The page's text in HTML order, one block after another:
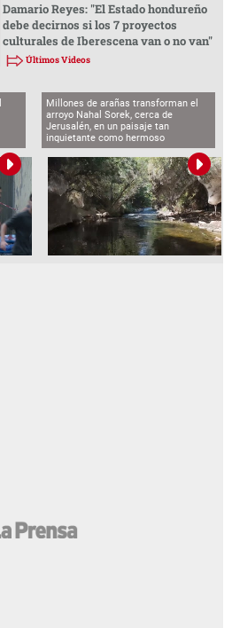
Damario Reyes: "El Estado hondureño
debe decirnos si los 7 proyectos
culturales de Iberescena van o no van"
Últimos Videos
Millones de arañas transforman el
arroyo Nahal Sorek, cerca de
Jerusalén, en un paisaje tan
inquietante como hermoso